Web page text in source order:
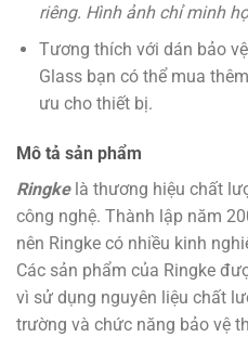
riêng. Hình ảnh chỉ minh
Tương thích với dán bảo
Glass bạn có thể mua
ưu cho thiết bị.
Mô tả sản phẩm
Ringkelà thương hiệu chất
công nghệ. Thành lập năm
nên Ringke có nhiều kinh
Các sản phẩm của Ringke
vì sử dụng nguyên liệu chất
trường và chức năng bảo vệ